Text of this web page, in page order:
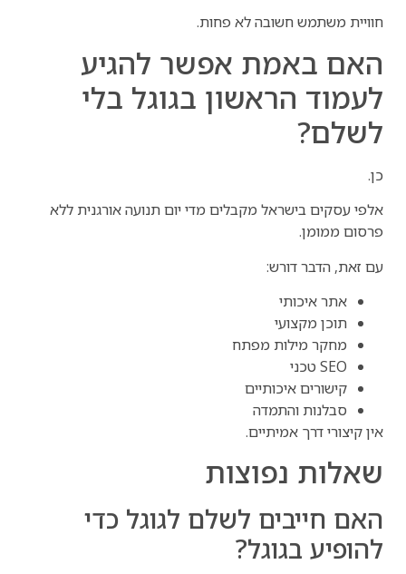
חוויית משתמש חשובה לא פחות.
האם באמת אפשר להגיע
לעמוד הראשון בגוגל בלי
לשלם?
כן.
אלפי עסקים בישראל מקבלים מדי יום תנועה אורגנית ללא
פרסום ממומן.
עם זאת, הדבר דורש:
אתר איכותי
תוכן מקצועי
מחקר מילות מפתח
SEO טכני
קישורים איכותיים
סבלנות והתמדה
אין קיצורי דרך אמיתיים.
שאלות נפוצות
האם חייבים לשלם לגוגל כדי
להופיע בגוגל?